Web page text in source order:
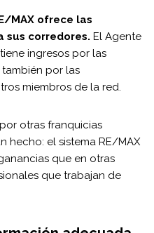
MAX ofrece las
sus corredores. El Agente
ingresos por las
por las
miembros de la red.
otras franquicias
hecho: el sistema RE/MAX
que en otras
que trabajan de